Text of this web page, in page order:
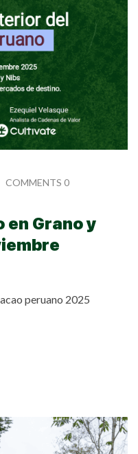
COMMENTS 0
en Grano y
peruano 2025